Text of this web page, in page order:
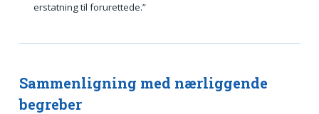
erstatning til forurettede.”
Sammenligning med nærliggende
begreber